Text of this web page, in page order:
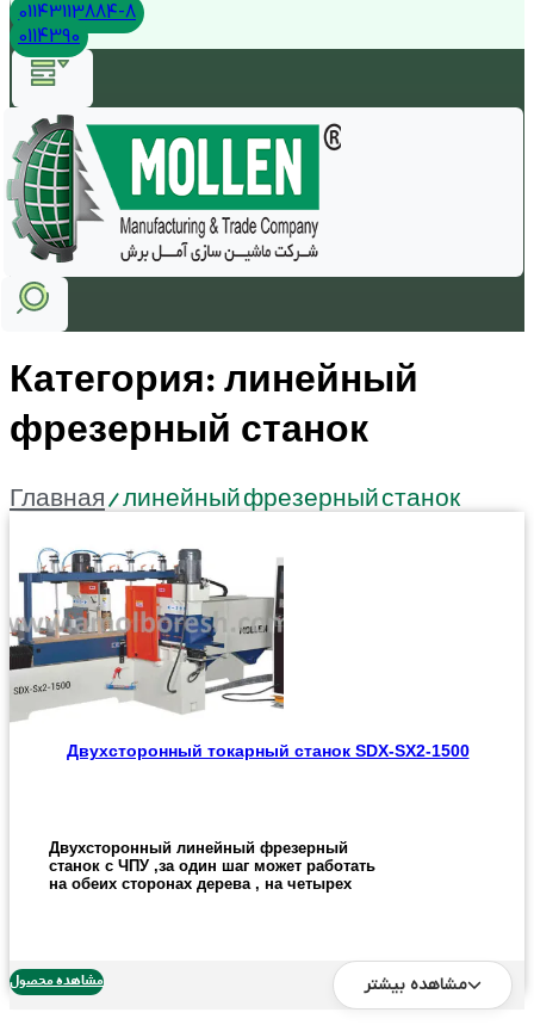
01143113884-8
0114390
Категория: линейный
фрезерный станок
Главная/ линейный фрезерный станок
Двухсторонный токарный станок SDX-SX2-1500
Двухсторонный линейный фрезерный
станок с ЧПУ ,за один шаг может работать
на обеих сторонах дерева , на четырех
Количество колотых и шлифовальных
مشاهده محصول مشاهده بیشتر